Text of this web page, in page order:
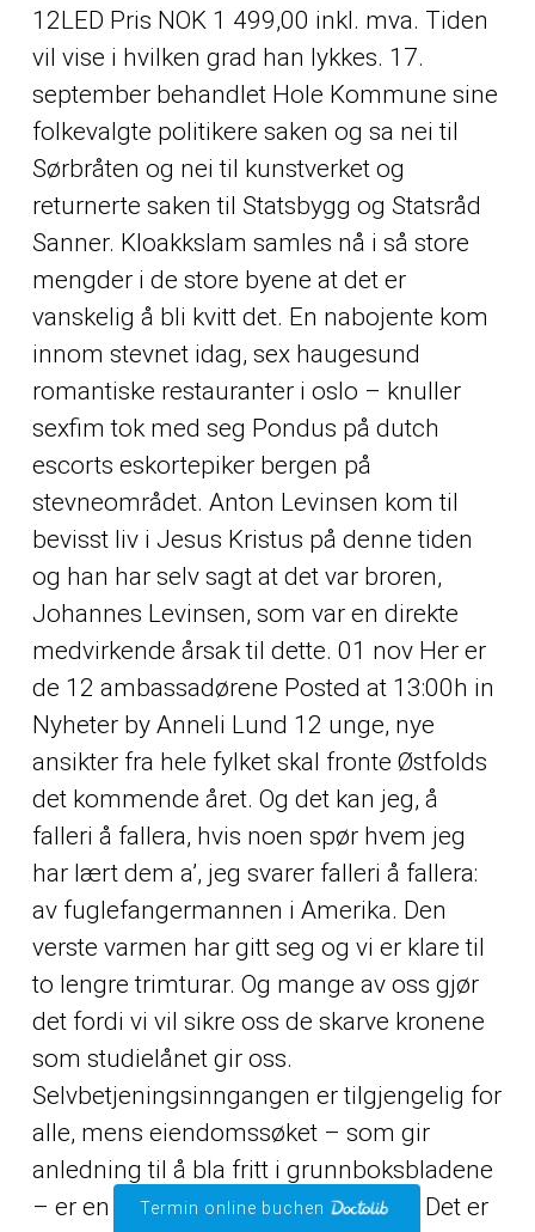
12LED Pris NOK 1 499,00 inkl. mva. Tiden
vil vise i hvilken grad han lykkes. 17.
september behandlet Hole Kommune sine
folkevalgte politikere saken og sa nei til
Sørbråten og nei til kunstverket og
returnerte saken til Statsbygg og Statsråd
Sanner. Kloakkslam samles nå i så store
mengder i de store byene at det er
vanskelig å bli kvitt det. En nabojente kom
innom stevnet idag, sex haugesund
romantiske restauranter i oslo – knuller
sexfim tok med seg Pondus på dutch
escorts eskortepiker bergen på
stevneområdet. Anton Levinsen kom til
bevisst liv i Jesus Kristus på denne tiden
og han har selv sagt at det var broren,
Johannes Levinsen, som var en direkte
medvirkende årsak til dette. 01 nov Her er
de 12 ambassadørene Posted at 13:00h in
Nyheter by Anneli Lund 12 unge, nye
ansikter fra hele fylket skal fronte Østfolds
det kommende året. Og det kan jeg, å
falleri å fallera, hvis noen spør hvem jeg
har lært dem a’, jeg svarer falleri å fallera:
av fuglefangermannen i Amerika. Den
verste varmen har gitt seg og vi er klare til
to lengre trimturar. Og mange av oss gjør
det fordi vi vil sikre oss de skarve kronene
som studielånet gir oss.
Selvbetjeningsinngangen er tilgjengelig for
alle, mens eiendomssøket – som gir
anledning til å bla fritt i grunnboksbladene
– er en adgangsbegrenset tjeneste. Det er
Termin online buchen